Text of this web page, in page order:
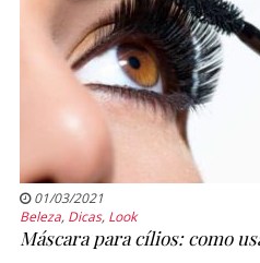
01/03/2021
Beleza, Dicas, Look
Máscara para cílios: como